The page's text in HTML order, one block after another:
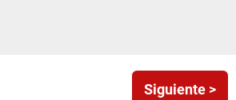
Siguiente >